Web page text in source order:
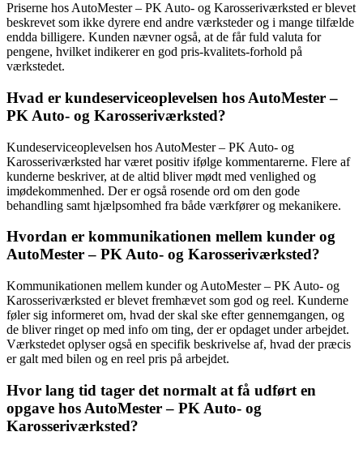
Priserne hos AutoMester – PK Auto- og Karosseriværksted er blevet
beskrevet som ikke dyrere end andre værksteder og i mange tilfælde
endda billigere. Kunden nævner også, at de får fuld valuta for
pengene, hvilket indikerer en god pris-kvalitets-forhold på
værkstedet.
Hvad er kundeserviceoplevelsen hos AutoMester –
PK Auto- og Karosseriværksted?
Kundeserviceoplevelsen hos AutoMester – PK Auto- og
Karosseriværksted har været positiv ifølge kommentarerne. Flere af
kunderne beskriver, at de altid bliver mødt med venlighed og
imødekommenhed. Der er også rosende ord om den gode
behandling samt hjælpsomhed fra både værkfører og mekanikere.
Hvordan er kommunikationen mellem kunder og
AutoMester – PK Auto- og Karosseriværksted?
Kommunikationen mellem kunder og AutoMester – PK Auto- og
Karosseriværksted er blevet fremhævet som god og reel. Kunderne
føler sig informeret om, hvad der skal ske efter gennemgangen, og
de bliver ringet op med info om ting, der er opdaget under arbejdet.
Værkstedet oplyser også en specifik beskrivelse af, hvad der præcis
er galt med bilen og en reel pris på arbejdet.
Hvor lang tid tager det normalt at få udført en
opgave hos AutoMester – PK Auto- og
Karosseriværksted?